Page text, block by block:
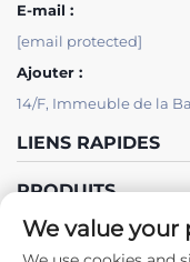
E-mail :
[email protected]
Ajouter :
14/F, Immeuble de la
LIENS RAPIDES
PRODUITS
We value your